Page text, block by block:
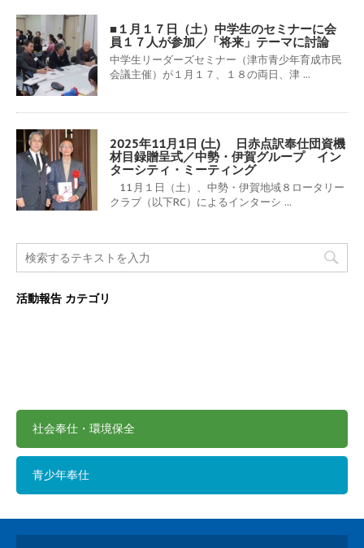
■１月１７日（土）中学生のセミナーに会
員１７人が参加／「将来」テーマに討論
中学生リーダーズセミナー（津市青少年育成市民
会議主催）が１月１７、１８の両日、津 ...
2025年11月1日 (土) 日赤点訳奉仕団資機
材目録贈呈式／中勢・伊賀グループ イン
ターシティ・ミーティング
11月１日（土）、中勢・伊賀地域８ロータリー
クラブ（以下RC）によるインターシ ...
活動報告 カテゴリ
社会奉仕・環境保全
青少年奉仕